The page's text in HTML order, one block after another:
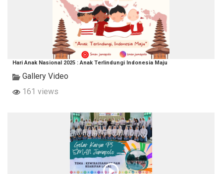
Hari Anak Nasional 2025 : Anak Terlindungi Indonesia Maju
Gallery Video
161 views